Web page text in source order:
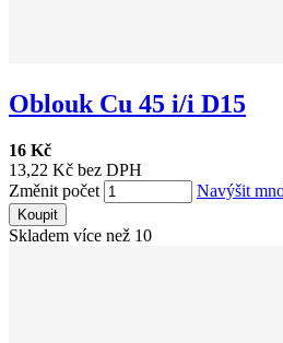
Oblouk Cu 45 i/i D15
16 Kč
13,22 Kč bez DPH
Změnit počet
Navýšit
Koupit
Skladem více než 10